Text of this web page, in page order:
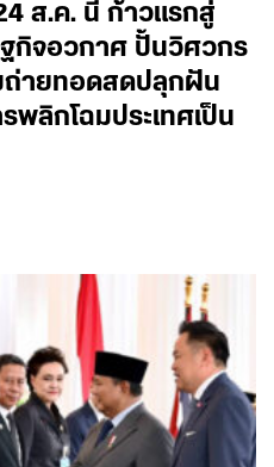
ส.ค. นี้ ก้าวแรกสู่
กิจอวกาศ ปั้นวิศวกร
ถ่ายทอดสดปลุกฝัน
พลิกโฉมประเทศเป็น